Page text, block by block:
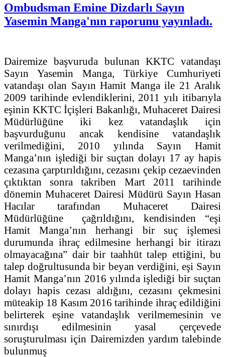
Ombudsman Emine Dizdarlı Sayın
Yasemin Manga'nın raporunu yayınladı.
Dairemize başvuruda bulunan KKTC vatandaşı
Sayın Yasemin Manga, Türkiye Cumhuriyeti
vatandaşı olan Sayın Hamit Manga ile 21 Aralık
2009 tarihinde evlendiklerini, 2011 yılı itibarıyla
eşinin KKTC İçişleri Bakanlığı, Muhaceret Dairesi
Müdürlüğüne iki kez vatandaşlık için
başvurduğunu ancak kendisine vatandaşlık
verilmediğini, 2010 yılında Sayın Hamit
Manga’nın işlediği bir suçtan dolayı 17 ay hapis
cezasına çarptırıldığını, cezasını çekip cezaevinden
çıktıktan sonra takriben Mart 2011 tarihinde
dönemin Muhaceret Dairesi Müdürü Sayın Hasan
Hacılar tarafından Muhaceret Dairesi
Müdürlüğüne çağrıldığını, kendisinden “eşi
Hamit Manga’nın herhangi bir suç işlemesi
durumunda ihraç edilmesine herhangi bir itirazı
olmayacağına” dair bir taahhüt talep ettiğini, bu
talep doğrultusunda bir beyan verdiğini, eşi Sayın
Hamit Manga’nın 2016 yılında işlediği bir suçtan
dolayı hapis cezası aldığını, cezasını çekmesini
müteakip 18 Kasım 2016 tarihinde ihraç edildiğini
belirterek eşine vatandaşlık verilmemesinin ve
sınırdışı edilmesinin yasal çerçevede
soruşturulması için Dairemizden yardım talebinde
bulunmuş